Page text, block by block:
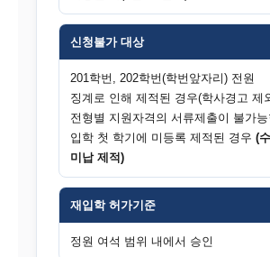
신청불가 대상
201학번, 202학번(학번앞자리) 전원
징계로 인해 제적된 경우(학사경고 제
전형별 지원자격의 서류제출이 불가
입학 첫 학기에 미등록 제적된 경우 (
미납 제적)
재입학 허가기준
정원 여석 범위 내에서 승인